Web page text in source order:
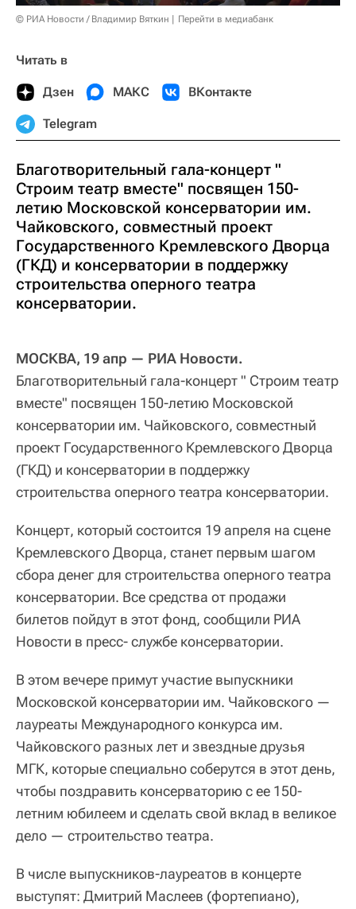
© РИА Новости / Владимир Вяткин Перейти в медиабанк
Читать в
Дзен МАКС ВКонтакте
Telegram
Благотворительный гала-концерт "
Строим театр вместе" посвящен 150-
летию Московской консерватории им.
Чайковского, совместный проект
Государственного Кремлевского Дворца
(ГКД) и консерватории в поддержку
строительства оперного театра
консерватории.
МОСКВА, 19 апр — РИА Новости.
Благотворительный гала-концерт " Строим театр
вместе" посвящен 150-летию Московской
консерватории им. Чайковского, совместный
проект Государственного Кремлевского Дворца
(ГКД) и консерватории в поддержку
строительства оперного театра консерватории.
Концерт, который состоится 19 апреля на сцене
Кремлевского Дворца, станет первым шагом
сбора денег для строительства оперного театра
консерватории. Все средства от продажи
билетов пойдут в этот фонд, сообщили РИА
Новости в пресс- службе консерватории.
В этом вечере примут участие выпускники
Московской консерватории им. Чайковского —
лауреаты Международного конкурса им.
Чайковского разных лет и звездные друзья
МГК, которые специально соберутся в этот день,
чтобы поздравить консерваторию с ее 150-
летним юбилеем и сделать свой вклад в великое
дело — строительство театра.
В числе выпускников-лауреатов в концерте
выступят: Дмитрий Маслеев (фортепиано),